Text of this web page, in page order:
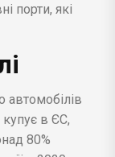
порти, які
автомобілів
в ЄС,
80%